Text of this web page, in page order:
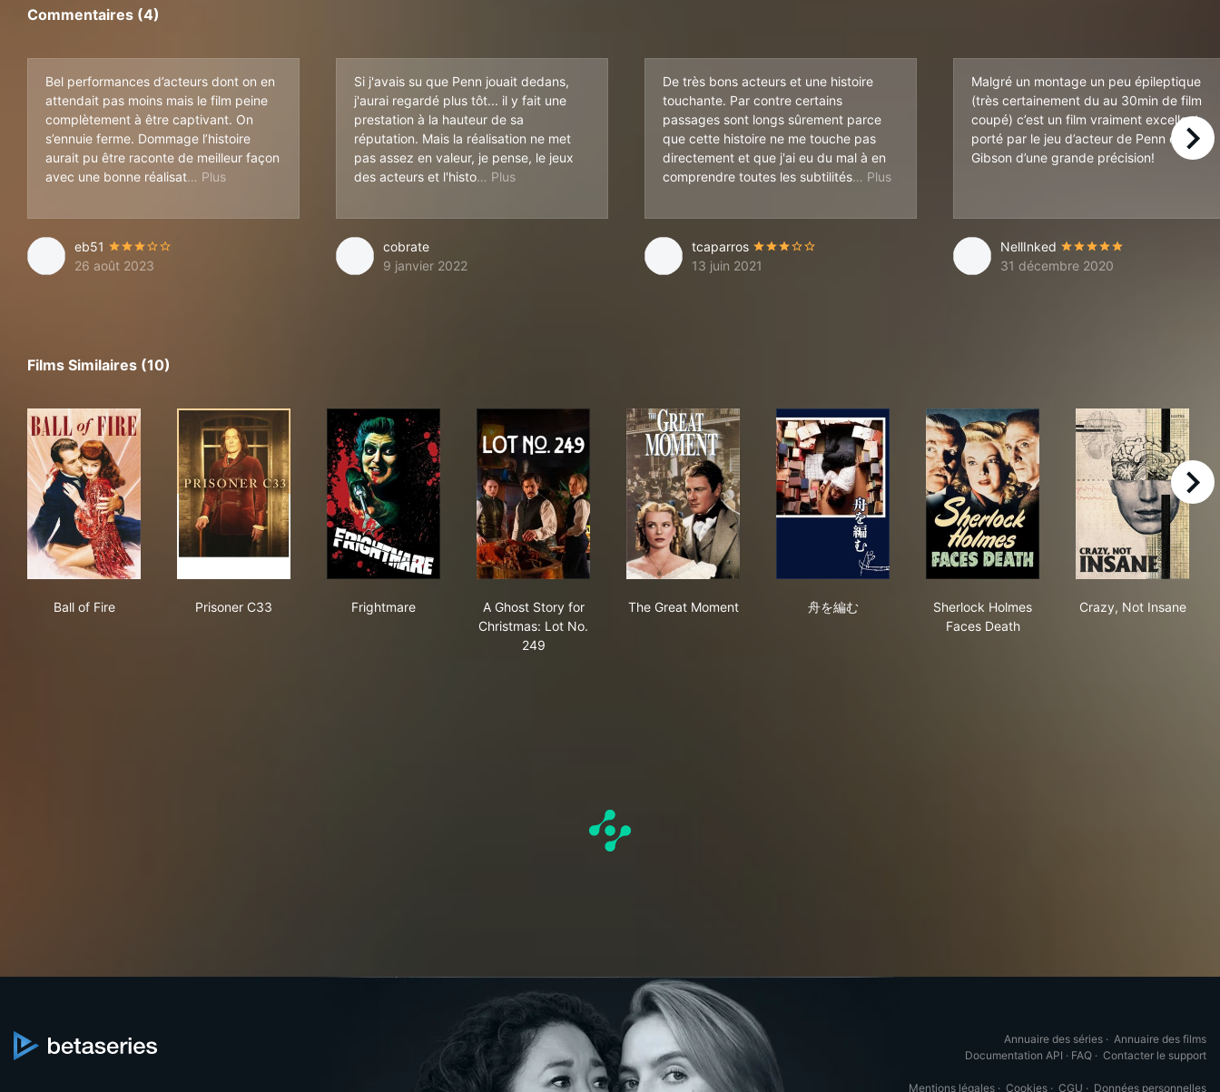
Commentaires (4)
Bel performances d’acteurs dont on en
attendait pas moins mais le film peine
complètement à être captivant. On
s’ennuie ferme. Dommage l’histoire
aurait pu être raconte de meilleur façon
avec une bonne réalisat
ion. 😏
eb51
26 août 2023
Si j'avais su que Penn jouait dedans,
j'aurai regardé plus tôt... il y fait une
prestation à la hauteur de sa
réputation. Mais la réalisation ne met
pas assez en valeur, je pense, le jeux
des acteurs et l'histo
ire... médicale, sociale, communautaire, professionnelle, à une époque contemporaine saturée d'images, de récits
cobrate
9 janvier 2022
De très bons acteurs et une histoire
touchante. Par contre certains
passages sont longs sûrement parce
que cette histoire ne me touche pas
directement et que j'ai eu du mal à en
comprendre toutes les subtilités
, en particulier les guéguerres universitaires.
tcaparros
13 juin 2021
Malgré un montage un peu épileptique
(très certainement du au 30min de film
coupé) c’est un film vraiment excellent
porté par le jeu d’acteur de Penn et
Gibson d’une grande précision!
NellInked
31 décembre 2020
right
Films Similaires (10)
Ball of Fire
Prisoner C33
Frightmare
A Ghost Story for
Christmas: Lot No.
249
The Great Moment
舟を編む
Sherlock Holmes
Faces Death
Crazy, Not Insane
right
Annuaire des séries · Annuaire des films
Documentation API · FAQ · Contacter le support
Mentions légales · Cookies · CGU · Données personnelles